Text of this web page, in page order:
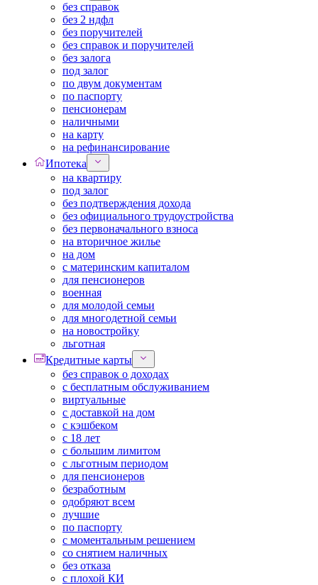
без справок
без 2 ндфл
без поручителей
без справок и поручителей
без залога
под залог
по двум документам
по паспорту
пенсионерам
наличными
на карту
на рефинансирование
Ипотека
на квартиру
под залог
без подтверждения дохода
без официального трудоустройства
без первоначального взноса
на вторичное жилье
на дом
с материнским капиталом
для пенсионеров
военная
для молодой семьи
для многодетной семьи
на новостройку
льготная
Кредитные карты
без справок о доходах
с бесплатным обслуживанием
виртуальные
с доставкой на дом
с кэшбеком
с 18 лет
с большим лимитом
с льготным периодом
для пенсионеров
безработным
одобряют всем
лучшие
по паспорту
с моментальным решением
со снятием наличных
без отказа
с плохой КИ